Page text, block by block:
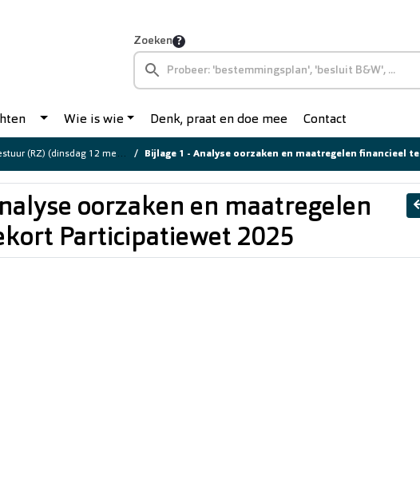
Zoeken
Wie is wie Denk, praat en doe mee Contact
(RZ) (dinsdag 12 mei 2026) Bijlage 1 - Analyse oorzaken en maatregelen financieel tekort Participatiewet 2025
oorzaken en maatregelen
Participatiewet 2025